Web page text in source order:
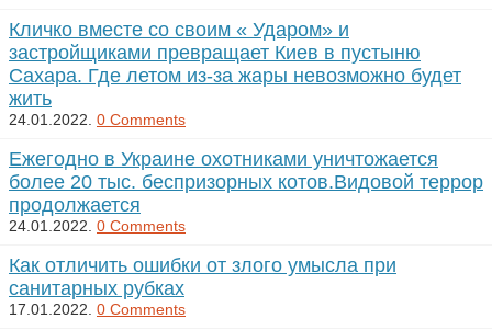
Кличко вместе со своим « Ударом» и
застройщиками превращает Киев в пустыню
Сахара. Где летом из-за жары невозможно будет
жить
24.01.2022. 0 Comments
Ежегодно в Украине охотниками уничтожается
более 20 тыс. беспризорных котов.Видовой террор
продолжается
24.01.2022. 0 Comments
Как отличить ошибки от злого умысла при
санитарных рубках
17.01.2022. 0 Comments